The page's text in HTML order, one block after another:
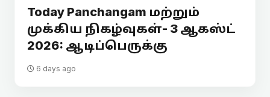
Today Panchangam மற்றும்
முக்கிய நிகழ்வுகள்- 3 ஆகஸ்ட்
2026: ஆடிப்பெருக்கு
6 days ago